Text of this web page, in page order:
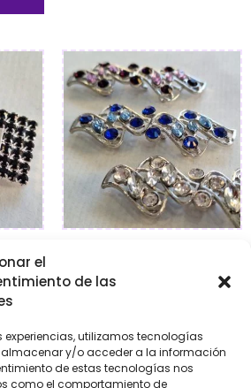
el
de las
experiencias, utilizamos tecnologías
y/o acceder a la información
de estas tecnologías nos
como el comportamiento de
Seleccionar
opciones